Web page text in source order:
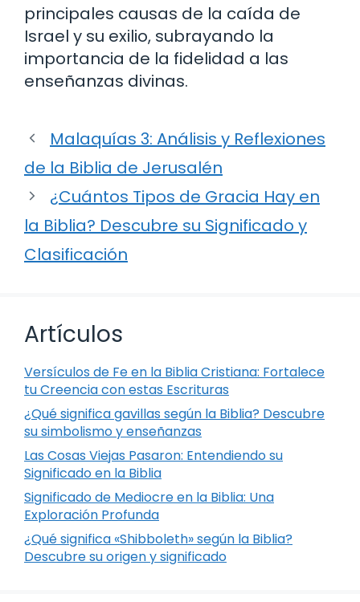
principales causas de la caída de
Israel y su exilio, subrayando la
importancia de la fidelidad a las
enseñanzas divinas.
Malaquías 3: Análisis y Reflexiones
de la Biblia de Jerusalén
¿Cuántos Tipos de Gracia Hay en
la Biblia? Descubre su Significado y
Clasificación
Artículos
Versículos de Fe en la Biblia Cristiana: Fortalece
tu Creencia con estas Escrituras
¿Qué significa gavillas según la Biblia? Descubre
su simbolismo y enseñanzas
Las Cosas Viejas Pasaron: Entendiendo su
Significado en la Biblia
Significado de Mediocre en la Biblia: Una
Exploración Profunda
¿Qué significa «Shibboleth» según la Biblia?
Descubre su origen y significado